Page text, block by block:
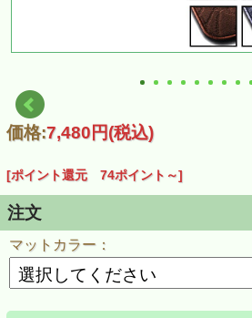
価格:7,480円(税込)
[ポイント還元 74ポイント～]
注文
マットカラー：